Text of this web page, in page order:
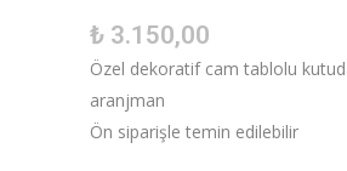
₺ 3.150,00
Özel dekoratif cam tablolu
aranjman
Ön siparişle temin edilebilir